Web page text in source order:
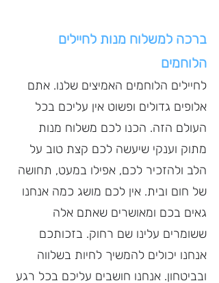
ברכה למשלוח מנות לחיילים
הלוחמים
לחיילים הלוחמים האמיצים שלנו. אתם
אלופים גדולים ופשוט אין עליכם בכל
העולם הזה. הכנו לכם משלוח מנות
מתוק וענקי שיעשה לכם קצת טוב על
הלב ולהזכיר לכם, אפילו במעט, תחושה
של חום ובית. אין לכם מושג כמה אנחנו
גאים בכם ומאושרים שאתם אלה
ששומרים עלינו שם רחוק. בזכותכם
אנחנו יכולים להמשיך לחיות בשלווה
ובביטחון. אנחנו חושבים עליכם בכל רגע